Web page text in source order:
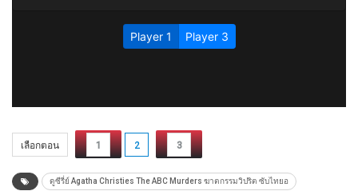
เลือกตอน 1 2 3
ดูซีรี่ย์ Agatha Christies The ABC Murders ฆาตกรรมวิปริต ซับไทยอ